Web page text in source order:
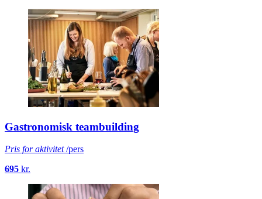
Gastronomisk teambuilding
Pris for aktivitet/pers
695 kr.